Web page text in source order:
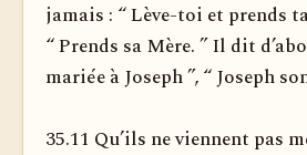
jamais : “ Lève-toi et prends
“ Prends sa Mère. ” Il dit
mariée à Joseph ”, “ Joseph
35.11 Qu’ils ne viennent pas